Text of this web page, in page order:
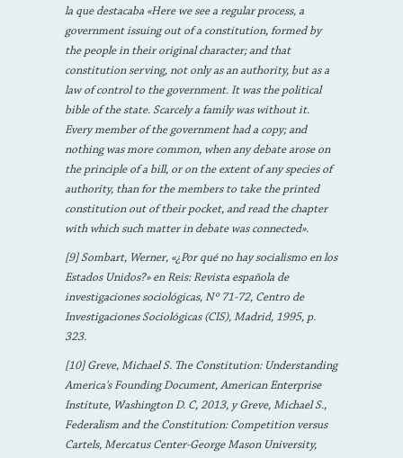
la que destacaba «Here we see a regular process, a
government issuing out of a constitution, formed by
the people in their original character; and that
constitution serving, not only as an authority, but as a
law of control to the government. It was the political
bible of the state. Scarcely a family was without it.
Every member of the government had a copy; and
nothing was more common, when any debate arose on
the principle of a bill, or on the extent of any species of
authority, than for the members to take the printed
constitution out of their pocket, and read the chapter
with which such matter in debate was connected».
[9] Sombart, Werner, «¿Por qué no hay socialismo en los
Estados Unidos?» en Reis: Revista española de
investigaciones sociológicas, Nº 71-72, Centro de
Investigaciones Sociológicas (CIS), Madrid, 1995, p.
323.
[10] Greve, Michael S. The Constitution: Understanding
America's Founding Document, American Enterprise
Institute, Washington D. C, 2013, y Greve, Michael S.,
Federalism and the Constitution: Competition versus
Cartels, Mercatus Center-George Mason University,